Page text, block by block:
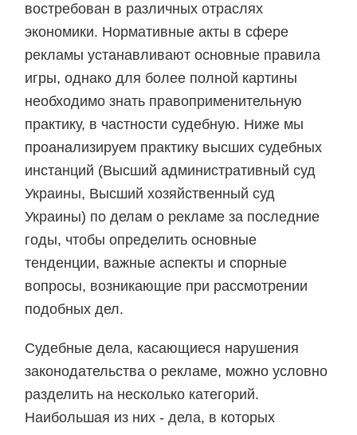
востребован в различных отраслях
экономики. Нормативные акты в сфере
рекламы устанавливают основные правила
игры, однако для более полной картины
необходимо знать правоприменительную
практику, в частности судебную. Ниже мы
проанализируем практику высших судебных
инстанций (Высший административный суд
Украины, Высший хозяйственный суд
Украины) по делам о рекламе за последние
годы, чтобы определить основные
тенденции, важные аспекты и спорные
вопросы, возникающие при рассмотрении
подобных дел.
Судебные дела, касающиеся нарушения
законодательства о рекламе, можно условно
разделить на несколько категорий.
Наибольшая из них - дела, в которых